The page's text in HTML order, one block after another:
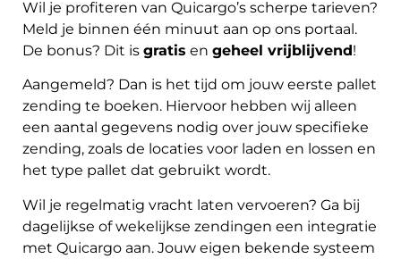
Wil je profiteren van Quicargo’s scherpe tarieven?
Meld je binnen één minuut aan op ons portaal.
De bonus? Dit is gratis en geheel vrijblijvend!
Aangemeld? Dan is het tijd om jouw eerste pallet
zending te boeken. Hiervoor hebben wij alleen
een aantal gegevens nodig over jouw specifieke
zending, zoals de locaties voor laden en lossen en
het type pallet dat gebruikt wordt.
Wil je regelmatig vracht laten vervoeren? Ga bij
dagelijkse of wekelijkse zendingen een integratie
met Quicargo aan. Jouw eigen bekende systeem